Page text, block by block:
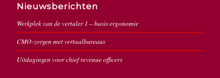
Nieuwsberichten
Werkplek van de vertaler 1 – basis ergonomie
CMO-zorgen met vertaalbureaus
Uitdagingen voor chief revenue officers